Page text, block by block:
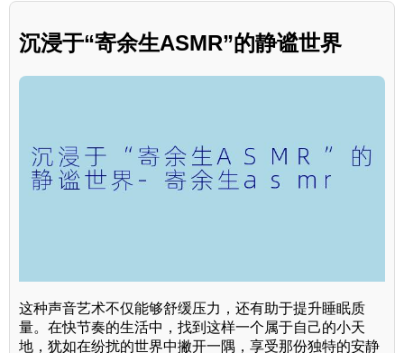
沉浸于“寄余生ASMR”的静谧世界
这种声音艺术不仅能够舒缓压力，还有助于提升睡眠质
量。在快节奏的生活中，找到这样一个属于自己的小天
地，犹如在纷扰的世界中撇开一隅，享受那份独特的安静